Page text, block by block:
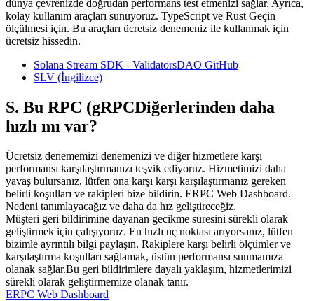
dünya çevrenizde doğrudan performans test etmenizi sağlar. Ayrıca,
kolay kullanım araçları sunuyoruz. TypeScript ve Rust Geçin
ölçülmesi için. Bu araçları ücretsiz denemeniz ile kullanmak için
ücretsiz hissedin.
Solana Stream SDK - ValidatorsDAO GitHub
SLV (İngilizce)
S. Bu RPC (gRPCDiğerlerinden daha
hızlı mı var?
Ücretsiz denememizi denemenizi ve diğer hizmetlere karşı
performansı karşılaştırmanızı teşvik ediyoruz. Hizmetimizi daha
yavaş bulursanız, lütfen ona karşı karşı karşılaştırmanız gereken
belirli koşulları ve rakipleri bize bildirin. ERPC Web Dashboard.
Nedeni tanımlayacağız ve daha da hız geliştireceğiz.
Müşteri geri bildirimine dayanan gecikme süresini sürekli olarak
geliştirmek için çalışıyoruz. En hızlı uç noktası arıyorsanız, lütfen
bizimle ayrıntılı bilgi paylaşın. Rakiplere karşı belirli ölçümler ve
karşılaştırma koşulları sağlamak, üstün performansı sunmamıza
olanak sağlar.Bu geri bildirimlere dayalı yaklaşım, hizmetlerimizi
sürekli olarak geliştirmemize olanak tanır.
ERPC Web Dashboard